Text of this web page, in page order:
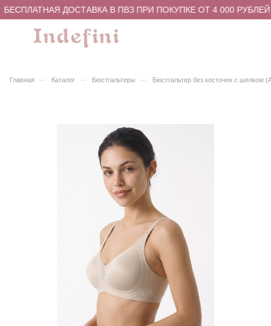
ДОСТАВКА В ПВЗ ПРИ ПОКУПКЕ ОТ 4 000 РУБЛЕЙ
Главная – Каталог – Бюстгальтеры – Бюстгальтер без косточек с шелком